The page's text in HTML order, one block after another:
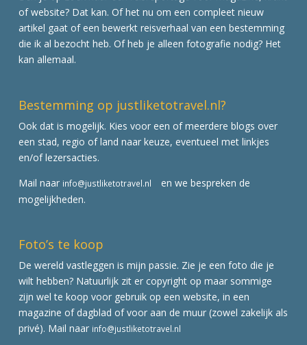
of website? Dat kan. Of het nu om een compleet nieuw
artikel gaat of een bewerkt reisverhaal van een bestemming
die ik al bezocht heb. Of heb je alleen fotografie nodig? Het
kan allemaal.
Bestemming op justliketotravel.nl?
Ook dat is mogelijk. Kies voor een of meerdere blogs over
een stad, regio of land naar keuze, eventueel met linkjes
en/of lezersacties.
Mail naar info@justliketotravel.nl
en we bespreken de
mogelijkheden.
Foto’s te koop
De wereld vastleggen is mijn passie. Zie je een foto die je
wilt hebben? Natuurlijk zit er copyright op maar sommige
zijn wel te koop voor gebruik op een website, in een
magazine of dagblad of voor aan de muur (zowel zakelijk als
privé). Mail naar info@justliketotravel.nl